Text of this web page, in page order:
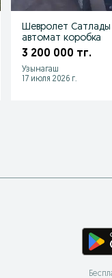
Шевролет Сатлады
автомат коробка
3 200 000 тг.
Узынагаш
17 июля 2026 г.